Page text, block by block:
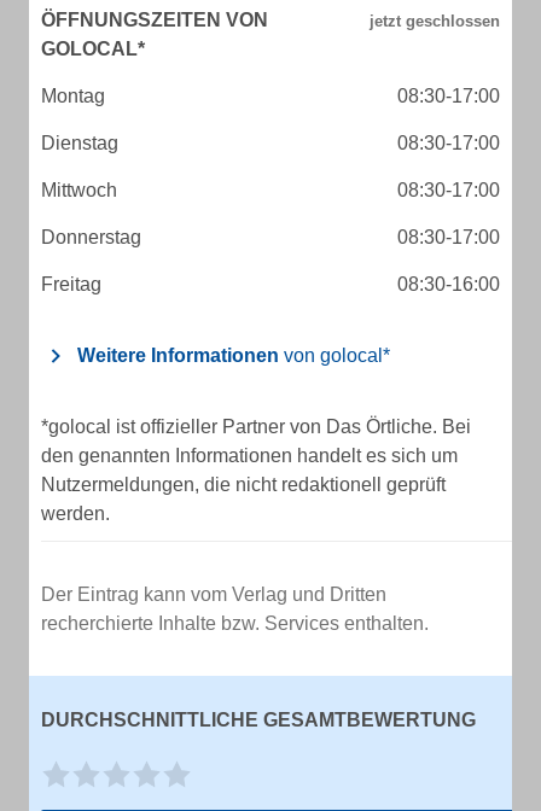
ÖFFNUNGSZEITEN VON
GOLOCAL*
Montag 08:30-17:00
Dienstag 08:30-17:00
Mittwoch 08:30-17:00
Donnerstag 08:30-17:00
Freitag 08:30-16:00
Weitere Informationen von golocal*
*golocal ist offizieller Partner von Das Örtliche. Bei
den genannten Informationen handelt es sich um
Nutzermeldungen, die nicht redaktionell geprüft
werden.
Der Eintrag kann vom Verlag und Dritten
recherchierte Inhalte bzw. Services enthalten.
DURCHSCHNITTLICHE GESAMTBEWERTUNG